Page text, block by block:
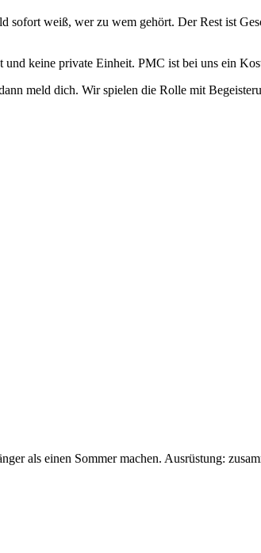
weiß, wer zu wem gehört. Der Rest ist
keine private Einheit. PMC ist bei uns ein
meld dich. Wir spielen die Rolle mit
als einen Sommer machen. Ausrüstung: